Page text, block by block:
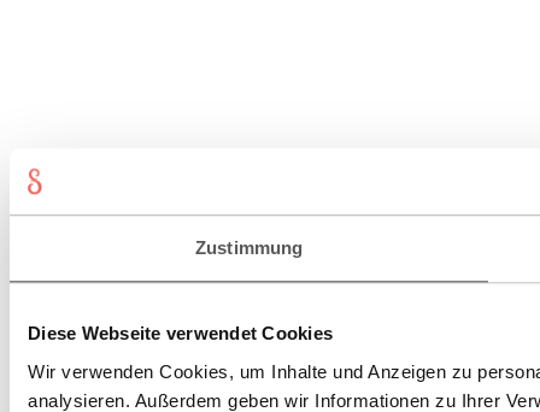
Zustimmung
Diese Webseite verwendet Cookies
Wir verwenden Cookies, um Inhalte und Anzeigen zu
analysieren. Außerdem geben wir Informationen zu Ihrer